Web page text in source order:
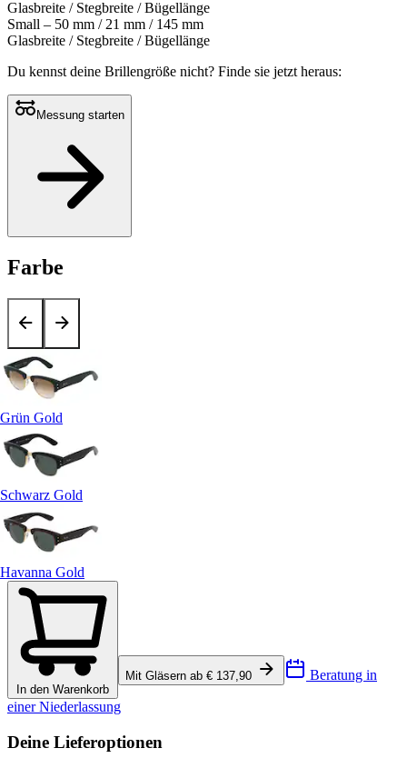
Glasbreite / Stegbreite / Bügellänge
Small – 50 mm / 21 mm / 145 mm
Glasbreite / Stegbreite / Bügellänge
Du kennst deine Brillengröße nicht? Finde sie jetzt heraus:
Messung starten
Farbe
Grün Gold
Schwarz Gold
Havanna Gold
In den Warenkorb
Mit Gläsern ab € 137,90 Beratung in
einer Niederlassung
Deine Lieferoptionen